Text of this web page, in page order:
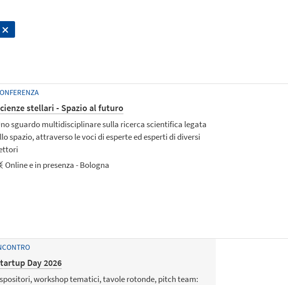
stellari - Spazio al futuro
sguardo multidisciplinare sulla ricerca scientifica legata
spazio, attraverso le voci di esperte ed esperti di diversi
Online e in presenza - Bologna
Day 2026
workshop tematici, tavole rotonde, pitch team: